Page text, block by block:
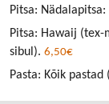
Pitsa:
Pitsa: Hawaij (tex-
sibul). 6,50€
Pasta: Kõik pastad